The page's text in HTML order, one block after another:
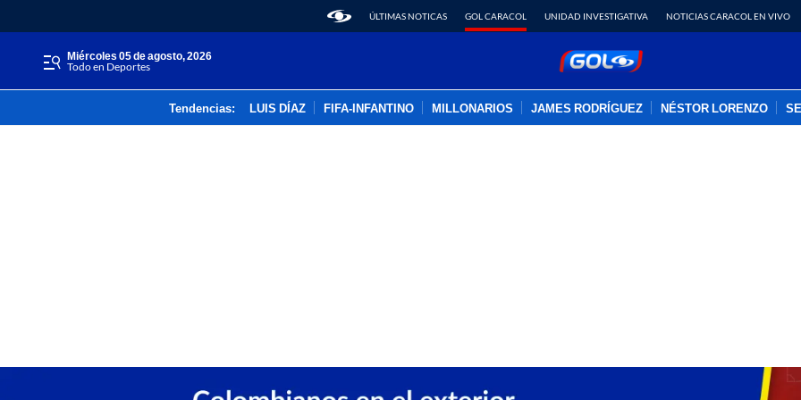
ÚLTIMAS NOTICAS GOL CARACOL UNIDAD INVESTIGATIVA NOTICIAS CARACOL EN VIVO
miércoles 05 de agosto, 2026
Todo en Deportes
Tendencias: LUIS DÍAZ FIFA-INFANTINO MILLONARIOS JAMES RODRÍGUEZ NÉSTOR LORENZO